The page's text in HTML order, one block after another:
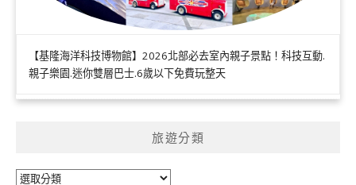
【基隆海洋科技博物館】2026北部必去室內親子景點！科技互動.
親子樂園.迷你雙層巴士.6歲以下免費玩整天
旅遊分類
旅